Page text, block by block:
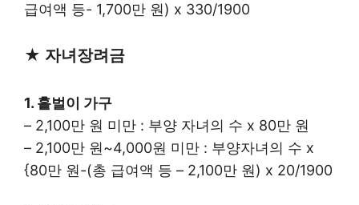
급여액 등- 1,700만 원) x 330/1900
★ 자녀장려금
1. 홑벌이 가구
– 2,100만 원 미만 : 부양 자녀의 수 x 80만 원
– 2,100만 원~4,000원 미만 : 부양자녀의 수 x
{80만 원-(총 급여액 등 – 2,100만 원) x 20/1900